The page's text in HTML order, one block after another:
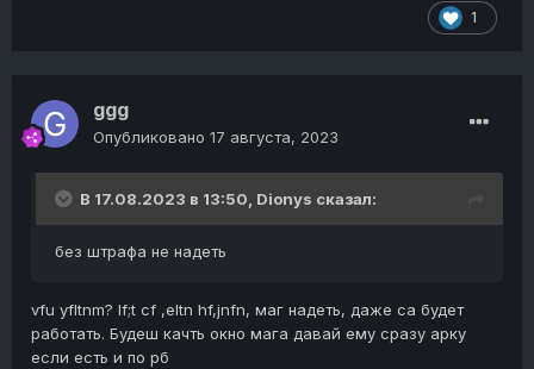
1
ggg
Опубликовано 17 августа, 2023
В 17.08.2023 в 13:50, Dionys сказал:
без штрафа не надеть
vfu yfltnm? lf;t cf ,eltn hf,jnfn, маг надеть, даже са будет
работать. Будеш качть окно мага давай ему сразу арку
если есть и по рб